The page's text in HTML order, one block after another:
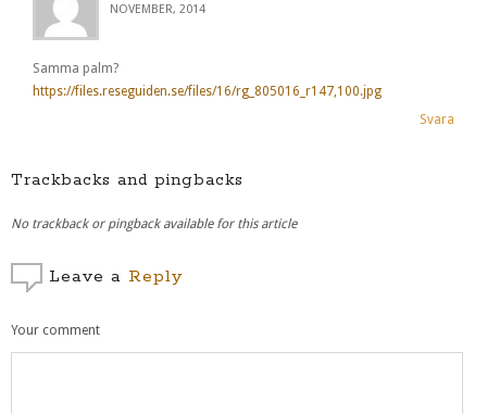
NOVEMBER, 2014
Samma palm?
https://files.reseguiden.se/files/16/rg_805016_r147,100.jpg
Svara
Trackbacks and pingbacks
No trackback or pingback available for this article
Leave a Reply
Your comment